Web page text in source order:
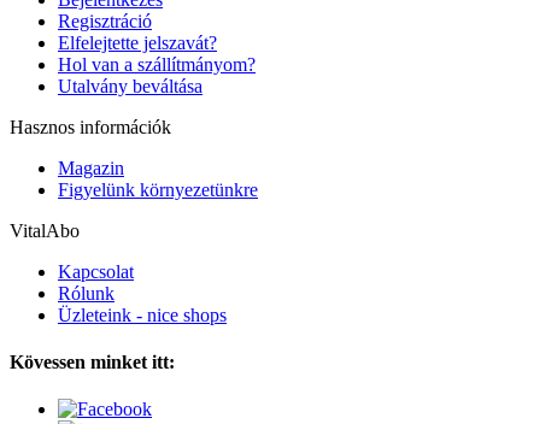
Regisztráció
Elfelejtette jelszavát?
Hol van a szállítmányom?
Utalvány beváltása
Hasznos információk
Magazin
Figyelünk környezetünkre
VitalAbo
Kapcsolat
Rólunk
Üzleteink - nice shops
Kövessen minket itt: